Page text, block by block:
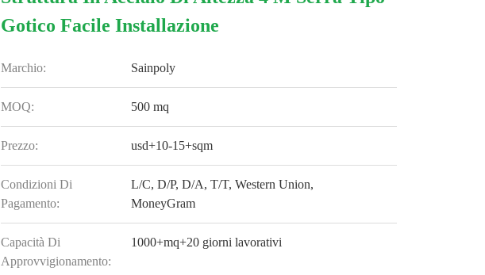
Gotico Facile Installazione
Marchio: Sainpoly
MOQ: 500 mq
Prezzo: usd+10-15+sqm
Condizioni Di
Pagamento:
L/C, D/P, D/A, T/T, Western Union,
MoneyGram
Capacità Di
Approvvigionamento:
1000+mq+20 giorni lavorativi